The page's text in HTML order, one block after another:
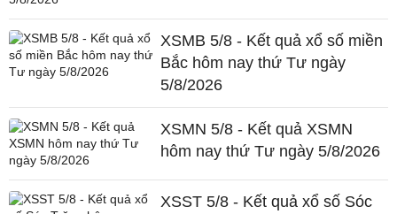
XSMB 5/8 - Kết quả xổ số miền
Bắc hôm nay thứ Tư ngày
5/8/2026
XSMN 5/8 - Kết quả XSMN
hôm nay thứ Tư ngày 5/8/2026
XSST 5/8 - Kết quả xổ số Sóc